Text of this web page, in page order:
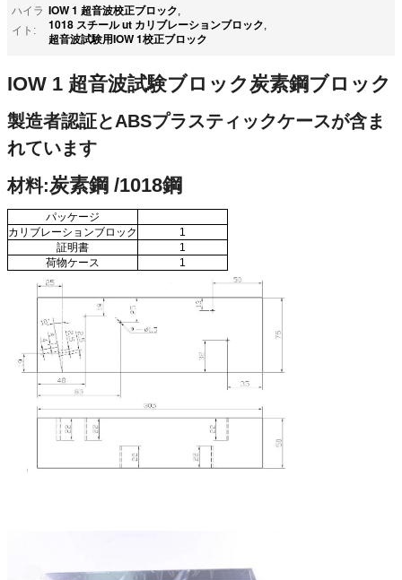
ハイラ
イト:
IOW 1 超音波校正ブロック,
1018 スチール ut カリブレーションブロック,
超音波試験用IOW 1校正ブロック
IOW 1 超音波試験ブロック炭素鋼ブロック
製造者認証とABSプラスティックケースが含ま
れています
材料:炭素鋼 /1018鋼
パッケージ
カリブレーションブロック
1
証明書
1
荷物ケース
1